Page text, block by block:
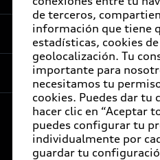
Promociones
e-Newsletter
Audi internacional
Audi Go Green
Próximo Destino
Audi contigo
Audi Financial Services
Seguro Audi Safe
Atención a clientes
Audi Certified :plus
Audi Certified :plus
Concesionarios Audi
Compañía
Audi México
de terceros,
información que tiene
estadísticas, cookies
geolocalización. Tu
importante para
necesitamos tu
cookies. Puedes dar
hacer clic en “Aceptar
puedes configurar tu
individualmente por
guardar tu